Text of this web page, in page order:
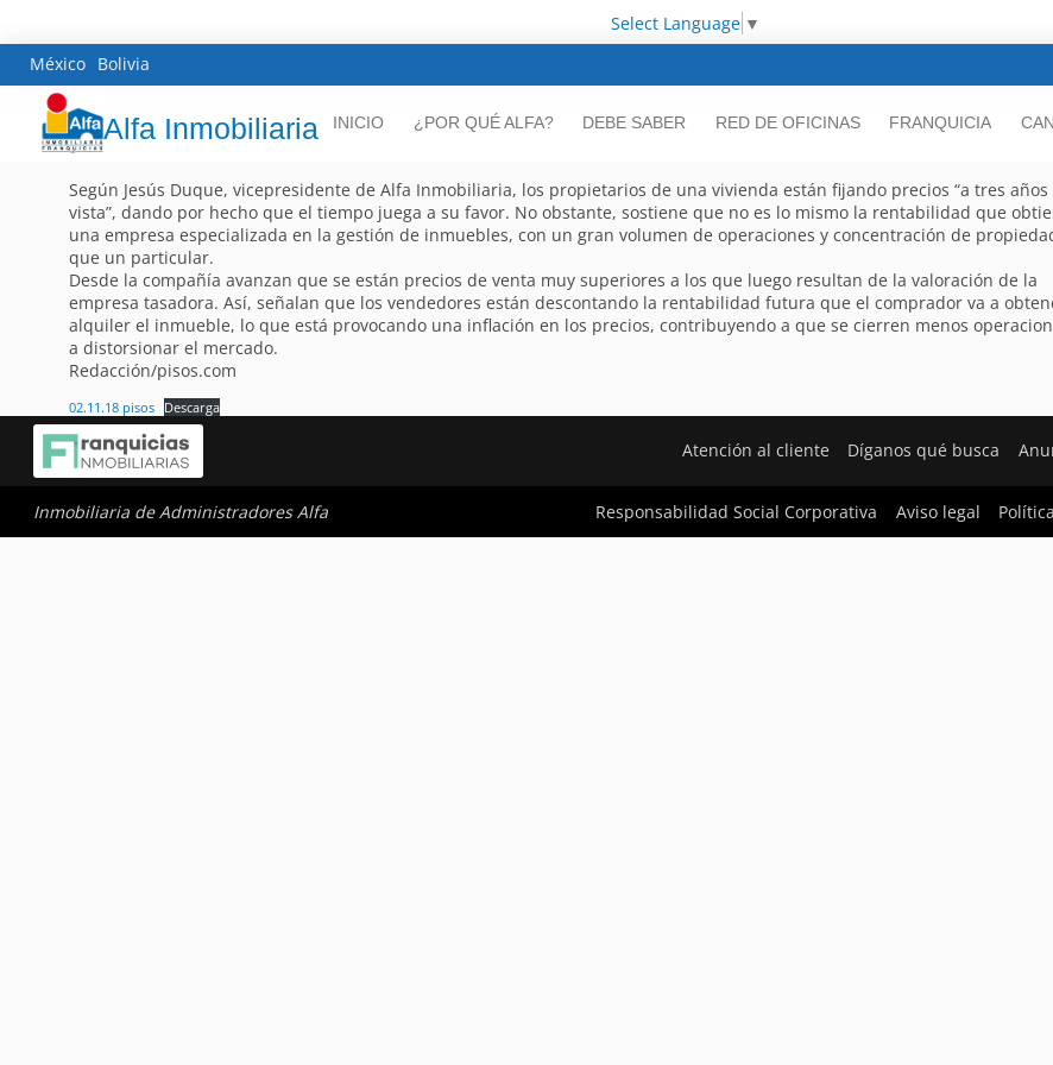
Select Language ▼
México Bolivia
Alfa Inmobiliaria INICIO ¿POR QUÉ ALFA? DEBE SABER RED DE OFICINAS FRANQUICIA
Según Jesús Duque, vicepresidente de Alfa Inmobiliaria, los propietarios de una vivienda están fijando precios “a tres años
vista”, dando por hecho que el tiempo juega a su favor. No obstante, sostiene que no es lo mismo la rentabilidad que
una empresa especializada en la gestión de inmuebles, con un gran volumen de operaciones y concentración de
que un particular.
Desde la compañía avanzan que se están precios de venta muy superiores a los que luego resultan de la valoración de la
empresa tasadora. Así, señalan que los vendedores están descontando la rentabilidad futura que el comprador va a
alquiler el inmueble, lo que está provocando una inflación en los precios, contribuyendo a que se cierren menos
a distorsionar el mercado.
Redacción/pisos.com
02.11.18 pisos Descarga
Atención al cliente Díganos qué busca
Inmobiliaria de Administradores Alfa Responsabilidad Social Corporativa Aviso legal